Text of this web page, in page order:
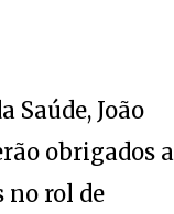
Saúde, João
obrigados a
no rol de